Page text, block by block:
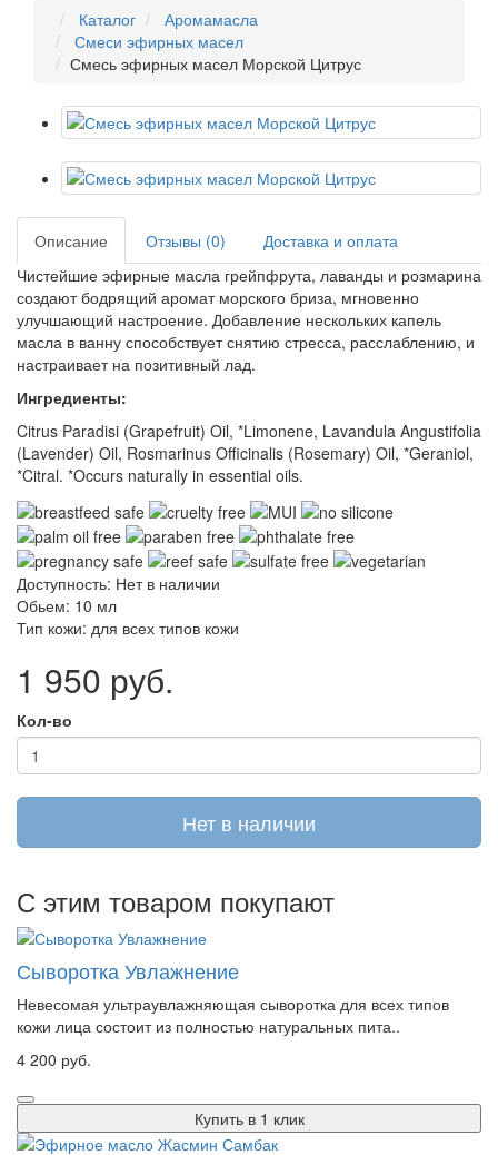
Каталог
Аромамасла
Смеси эфирных масел
Смесь эфирных масел Морской Цитрус
Описание Отзывы (0)
Доставка и оплата
Чистейшие эфирные масла грейпфрута, лаванды и розмарина
создают бодрящий аромат морского бриза, мгновенно
улучшающий настроение. Добавление нескольких капель
масла в ванну способствует снятию стресса, расслаблению, и
настраивает на позитивный лад.
Ингредиенты:
Citrus Paradisi (Grapefruit) Oil, *Limonene, Lavandula Angustifolia
(Lavender) Oil, Rosmarinus Officinalis (Rosemary) Oil, *Geraniol,
*Citral. *Occurs naturally in essential oils.
Доступность: Нет в наличии
Обьем: 10 мл
Тип кожи: для всех типов кожи
1 950 руб.
Кол-во
Нет в наличии
С этим товаром покупают
Сыворотка Увлажнение
Невесомая ультраувлажняющая сыворотка для всех типов
кожи лица состоит из полностью натуральных пита..
4 200 руб.
Купить в 1 клик